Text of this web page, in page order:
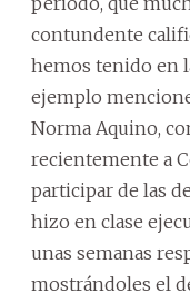
contundente
hemos tenido en
ejemplo
Norma Aquino,
recientemente a
participar de las
hizo en clase
unas semanas
mostrándoles el